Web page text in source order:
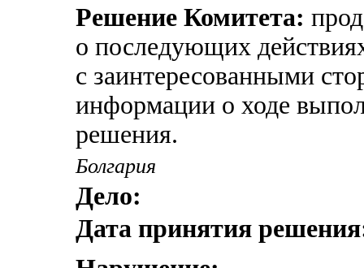
Решение Комитета:
о последующих
с заинтересованными
информации о ходе
решения.
Болгария
Дело:
Дата принятия